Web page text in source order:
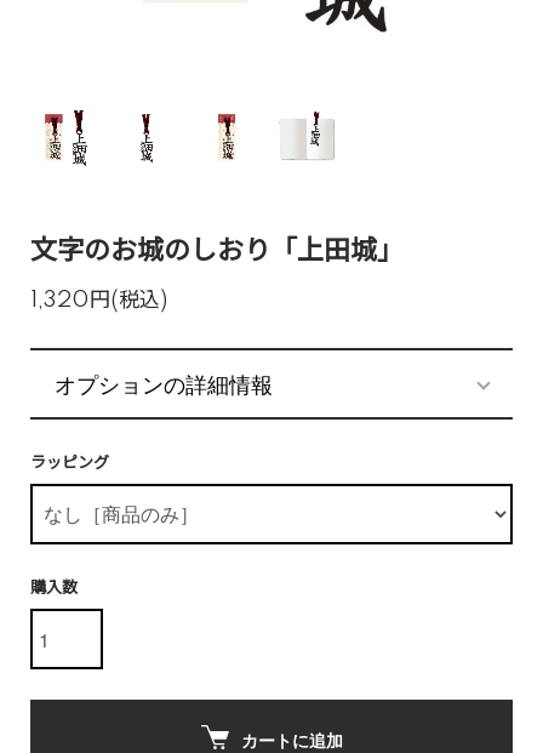
文字のお城のしおり「上田城」
1,320円(税込)
オプションの詳細情報
ラッピング
購入数
カートに追加